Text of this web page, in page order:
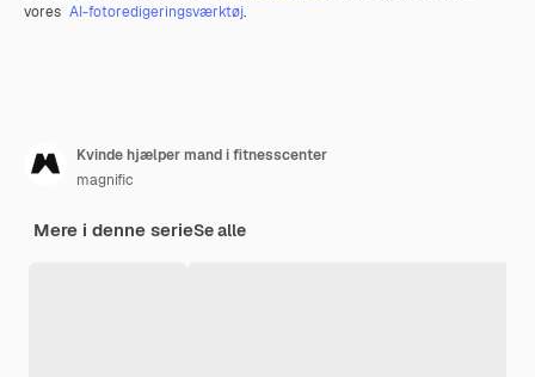
vores AI-fotoredigeringsværktøj.
Kvinde hjælper mand i fitnesscenter
magnific
Mere i denne serieSe alle